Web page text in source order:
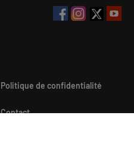
Politique de confidentialité
Contact